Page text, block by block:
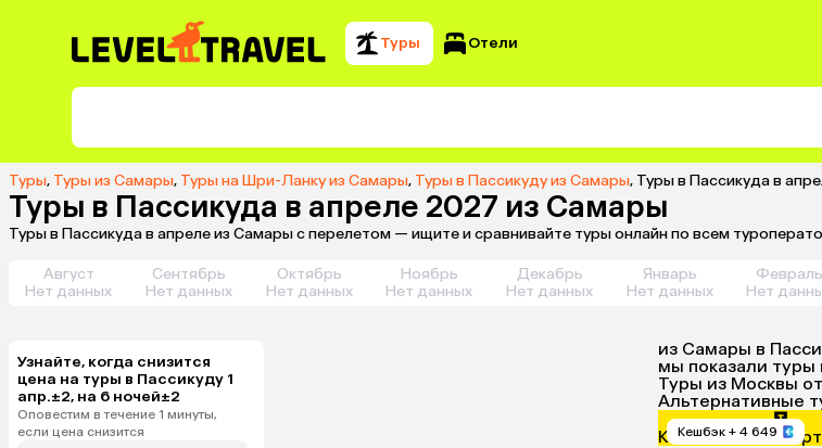
Туры Отели
Туры, Туры из Самары, Туры на Шри-Ланку из Самары, Туры в Пассикуду из Самары, Туры в Пассикуда в
Туры в Пассикуда в апреле 2027 из Самары
Туры в Пассикуда в апреле из Самары с перелетом — ищите и сравнивайте туры онлайн по всем
Август
Нет данных
Сентябрь
Нет данных
Октябрь
Нет данных
Ноябрь
Нет данных
Декабрь
Нет данных
Январь
Нет данных
Февраль
Нет
Узнайте, когда снизится
цена на туры в Пассикуду 1
апр.±2, на 6 ночей±2
Оповестим в течение 1 минуты,
если цена снизится
из Самары в
мы показали туры
Туры из Москвы
Альтернативные
Кешбэк + 4 649
Кешбэк 4% по